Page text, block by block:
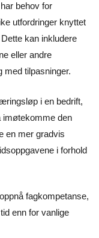
behov for
utfordringer knyttet
kan inkludere
eller andre
med tilpasninger.
i en bedrift,
imøtekomme den
en mer gradvis
i forhold
fagkompetanse,
enn for vanlige